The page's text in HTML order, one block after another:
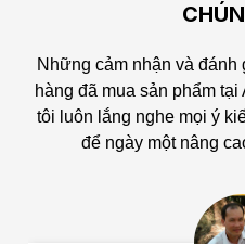
Những cảm nhận và
hàng đã mua sản phẩm tại
tôi luôn lắng nghe mọi ý
để ngày một nâng